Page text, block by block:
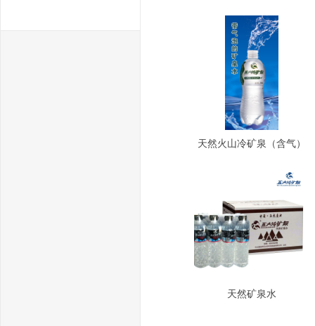
天然火山冷矿泉（含气）
天然矿泉水